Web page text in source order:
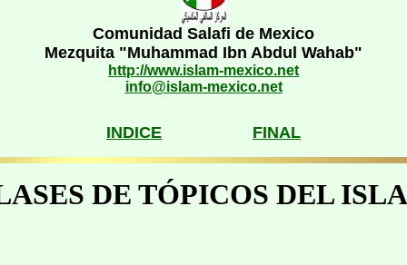
Comunidad Salafi de Mexico
Mezquita "Muhammad Ibn Abdul Wahab"
http://www.islam-mexico.net
info@islam-mexico.net
INDICE FINAL
DE TÓPICOS DEL